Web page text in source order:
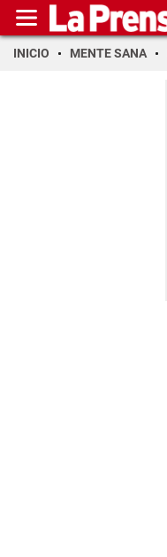
INICIO MENTE SANA